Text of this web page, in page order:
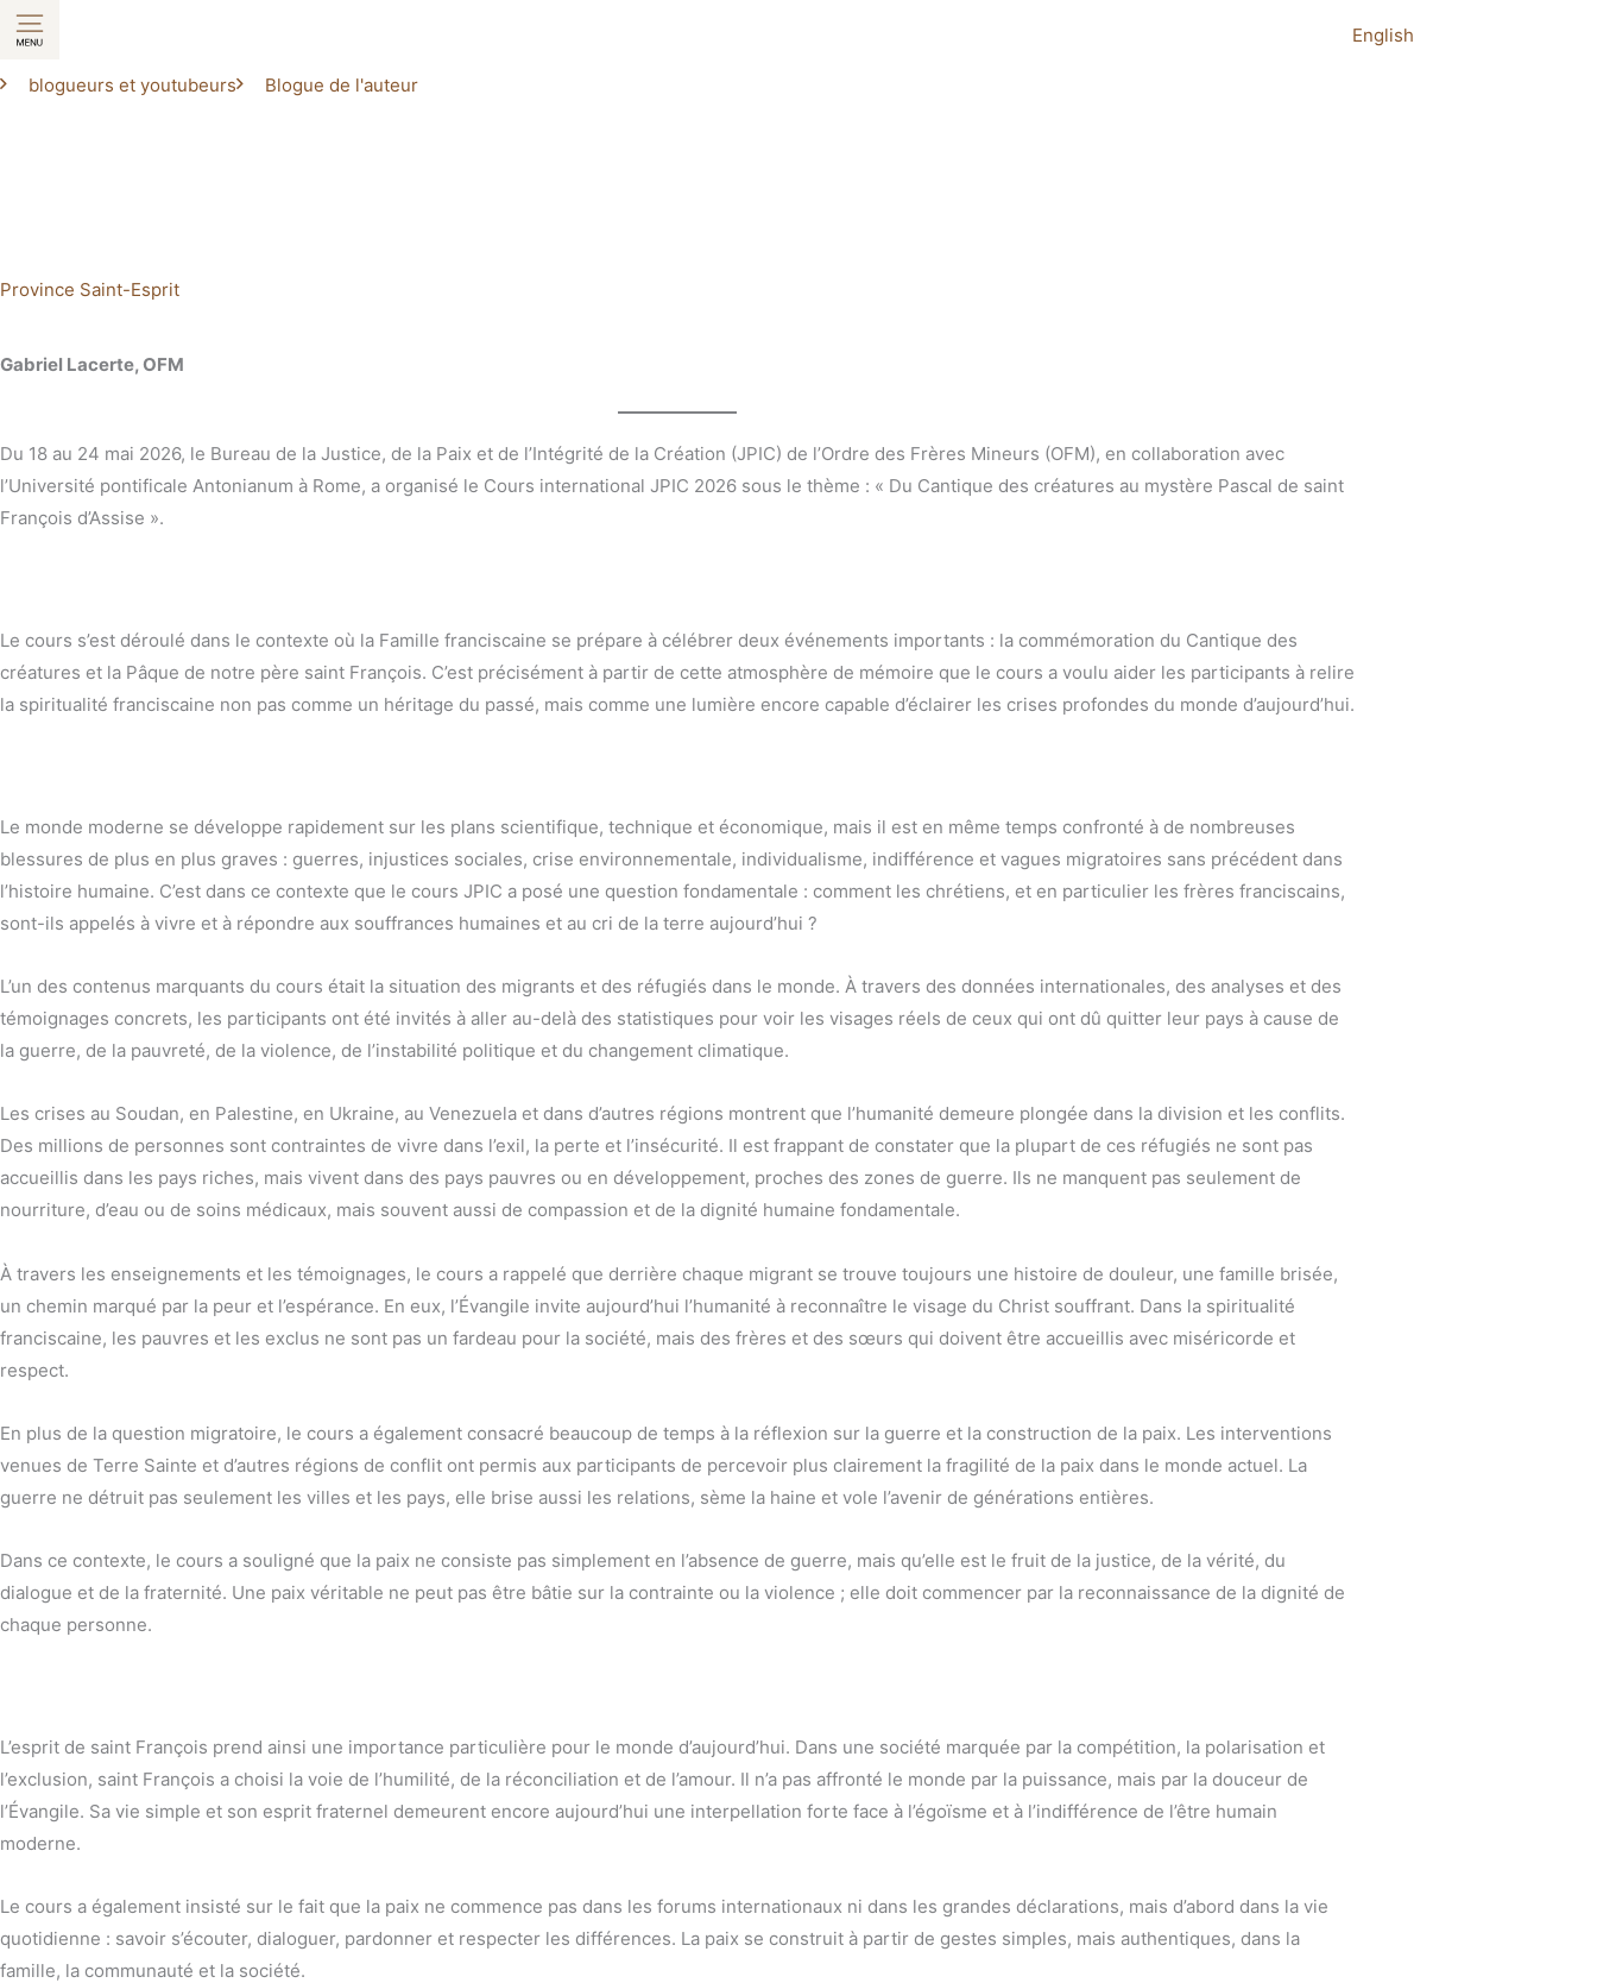
Aller
au
contenu
English
blogueurs et youtubeurs Blogue de l'auteur
Province Saint-Esprit
Gabriel Lacerte, OFM
Du 18 au 24 mai 2026, le Bureau de la Justice, de la Paix et de l’Intégrité de la Création (JPIC) de l’Ordre des Frères Mineurs (OFM), en collaboration avec
l’Université pontificale Antonianum à Rome, a organisé le Cours international JPIC 2026 sous le thème : « Du Cantique des créatures au mystère Pascal de saint
François d’Assise ».
Le cours s’est déroulé dans le contexte où la Famille franciscaine se prépare à célébrer deux événements importants : la commémoration du Cantique des
créatures et la Pâque de notre père saint François. C’est précisément à partir de cette atmosphère de mémoire que le cours a voulu aider les participants à relire
la spiritualité franciscaine non pas comme un héritage du passé, mais comme une lumière encore capable d’éclairer les crises profondes du monde d’aujourd’hui.
Le monde moderne se développe rapidement sur les plans scientifique, technique et économique, mais il est en même temps confronté à de nombreuses
blessures de plus en plus graves : guerres, injustices sociales, crise environnementale, individualisme, indifférence et vagues migratoires sans précédent dans
l’histoire humaine. C’est dans ce contexte que le cours JPIC a posé une question fondamentale : comment les chrétiens, et en particulier les frères franciscains,
sont-ils appelés à vivre et à répondre aux souffrances humaines et au cri de la terre aujourd’hui ?
L’un des contenus marquants du cours était la situation des migrants et des réfugiés dans le monde. À travers des données internationales, des analyses et des
témoignages concrets, les participants ont été invités à aller au-delà des statistiques pour voir les visages réels de ceux qui ont dû quitter leur pays à cause de
la guerre, de la pauvreté, de la violence, de l’instabilité politique et du changement climatique.
Les crises au Soudan, en Palestine, en Ukraine, au Venezuela et dans d’autres régions montrent que l’humanité demeure plongée dans la division et les conflits.
Des millions de personnes sont contraintes de vivre dans l’exil, la perte et l’insécurité. Il est frappant de constater que la plupart de ces réfugiés ne sont pas
accueillis dans les pays riches, mais vivent dans des pays pauvres ou en développement, proches des zones de guerre. Ils ne manquent pas seulement de
nourriture, d’eau ou de soins médicaux, mais souvent aussi de compassion et de la dignité humaine fondamentale.
À travers les enseignements et les témoignages, le cours a rappelé que derrière chaque migrant se trouve toujours une histoire de douleur, une famille brisée,
un chemin marqué par la peur et l’espérance. En eux, l’Évangile invite aujourd’hui l’humanité à reconnaître le visage du Christ souffrant. Dans la spiritualité
franciscaine, les pauvres et les exclus ne sont pas un fardeau pour la société, mais des frères et des sœurs qui doivent être accueillis avec miséricorde et
respect.
En plus de la question migratoire, le cours a également consacré beaucoup de temps à la réflexion sur la guerre et la construction de la paix. Les interventions
venues de Terre Sainte et d’autres régions de conflit ont permis aux participants de percevoir plus clairement la fragilité de la paix dans le monde actuel. La
guerre ne détruit pas seulement les villes et les pays, elle brise aussi les relations, sème la haine et vole l’avenir de générations entières.
Dans ce contexte, le cours a souligné que la paix ne consiste pas simplement en l’absence de guerre, mais qu’elle est le fruit de la justice, de la vérité, du
dialogue et de la fraternité. Une paix véritable ne peut pas être bâtie sur la contrainte ou la violence ; elle doit commencer par la reconnaissance de la dignité de
chaque personne.
L’esprit de saint François prend ainsi une importance particulière pour le monde d’aujourd’hui. Dans une société marquée par la compétition, la polarisation et
l’exclusion, saint François a choisi la voie de l’humilité, de la réconciliation et de l’amour. Il n’a pas affronté le monde par la puissance, mais par la douceur de
l’Évangile. Sa vie simple et son esprit fraternel demeurent encore aujourd’hui une interpellation forte face à l’égoïsme et à l’indifférence de l’être humain
moderne.
Le cours a également insisté sur le fait que la paix ne commence pas dans les forums internationaux ni dans les grandes déclarations, mais d’abord dans la vie
quotidienne : savoir s’écouter, dialoguer, pardonner et respecter les différences. La paix se construit à partir de gestes simples, mais authentiques, dans la
famille, la communauté et la société.